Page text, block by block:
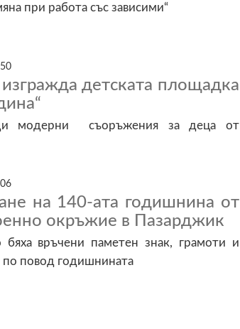
при работа със зависими“
детската площадка
модерни съоръжения за деца от
на 140-ата годишнина от
окръжие в Пазарджик
връчени паметен знак, грамоти и
повод годишнината